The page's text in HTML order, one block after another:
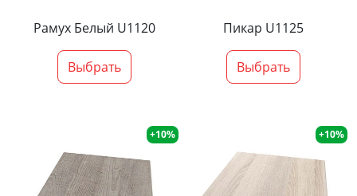
Рамух Белый U1120
Выбрать
Пикар U1125
Выбрать
+10% +10%